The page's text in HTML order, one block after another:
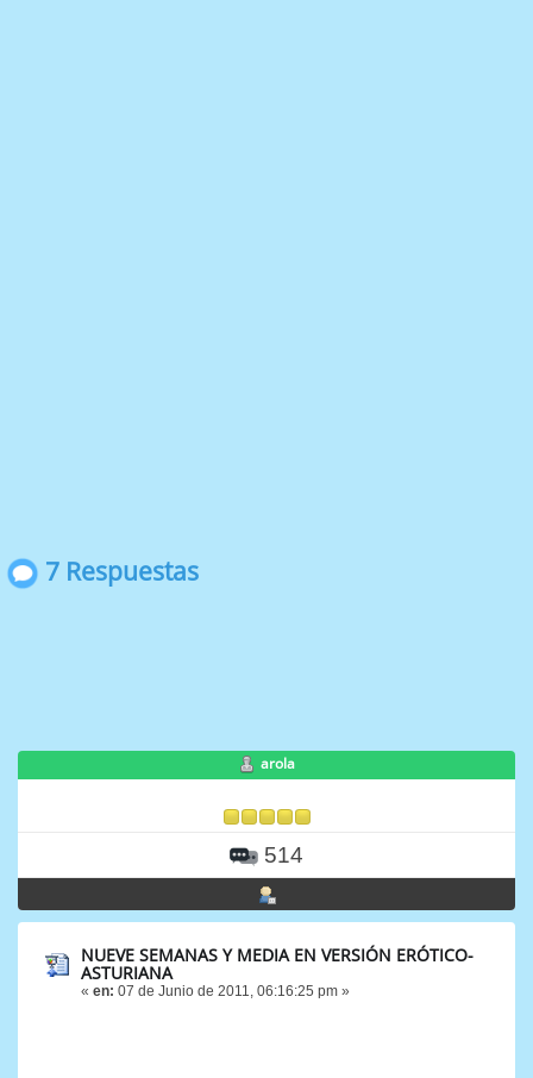
7 Respuestas
arola
514
NUEVE SEMANAS Y MEDIA EN VERSIÓN ERÓTICO-
ASTURIANA
« en: 07 de Junio de 2011, 06:16:25 pm »